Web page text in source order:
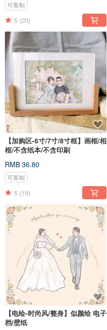
可客制
5 (20)
【加购区-6寸/7寸/8寸框】画框/相
框/不含纸本/不含印刷
RMB 36.80
可客制
5 (19)
【电绘-时尚风/整身】似颜绘 电子
档/壁纸